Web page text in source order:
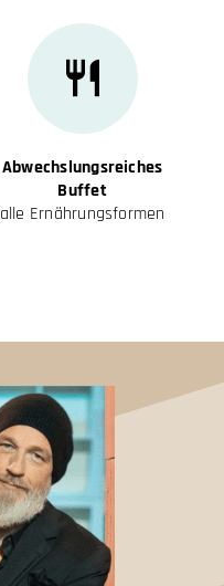
Abwechslungsreiches
Buffet
alle Ernährungsformen